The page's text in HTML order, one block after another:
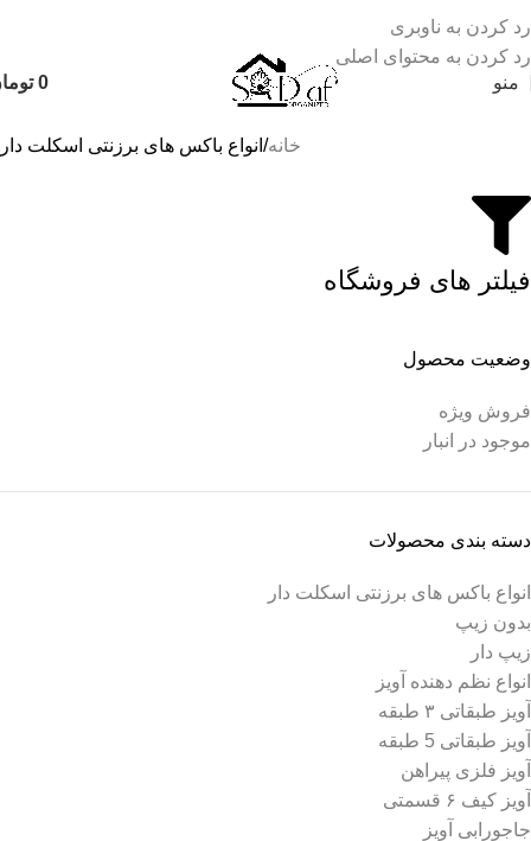
رد کردن به ناوبری
رد کردن به محتوای اصلی
منو
0
خانه انواع باکس های برزنتی اسکلت دار
فیلتر های فروشگاه
وضعیت محصول
فروش ویژه
موجود در انبار
دسته‌ بندی محصولات
انواع باکس های برزنتی اسکلت دار
بدون زیپ
زیپ دار
انواع نظم دهنده آویز
آویز طبقاتی ۳ طبقه
آویز طبقاتی 5 طبقه
آویز فلزی پیراهن
آویز کیف ۶ قسمتی
جاجورابی آویز